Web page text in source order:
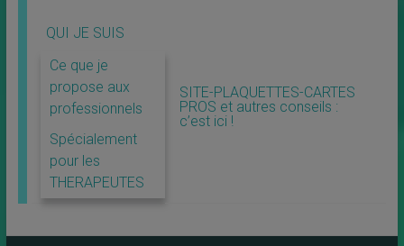
QUI JE SUIS
Ce que je
propose aux
professionnels
Spécialement
pour les
THERAPEUTES
SITE-PLAQUETTES-CARTES
PROS et autres conseils :
c’est ici !